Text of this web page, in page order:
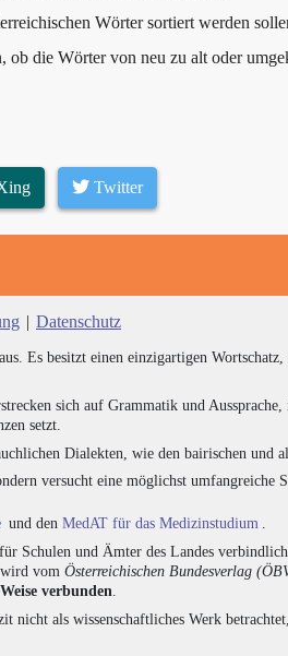
Wörter sortiert werden
die Wörter von neu zu alt oder
Twitter
| Datenschutz
Es besitzt einen einzigartigen Wortschatz,
sich auf Grammatik und
setzt.
Dialekten, wie den bairischen und
versucht eine möglichst umfangreiche
und den MedAT für das Medizinstudium
Schulen und Ämter des Landes
vom Österreichischen Bundesverlag
verbunden
nicht als wissenschaftliches Werk